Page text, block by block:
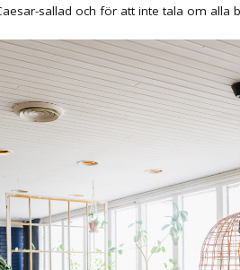
sallad och för att inte tala om alla